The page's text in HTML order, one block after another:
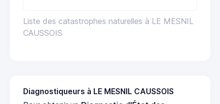
Liste des catastrophes naturelles à LE MESNIL
CAUSSOIS
Diagnostiqueurs à LE MESNIL CAUSSOIS